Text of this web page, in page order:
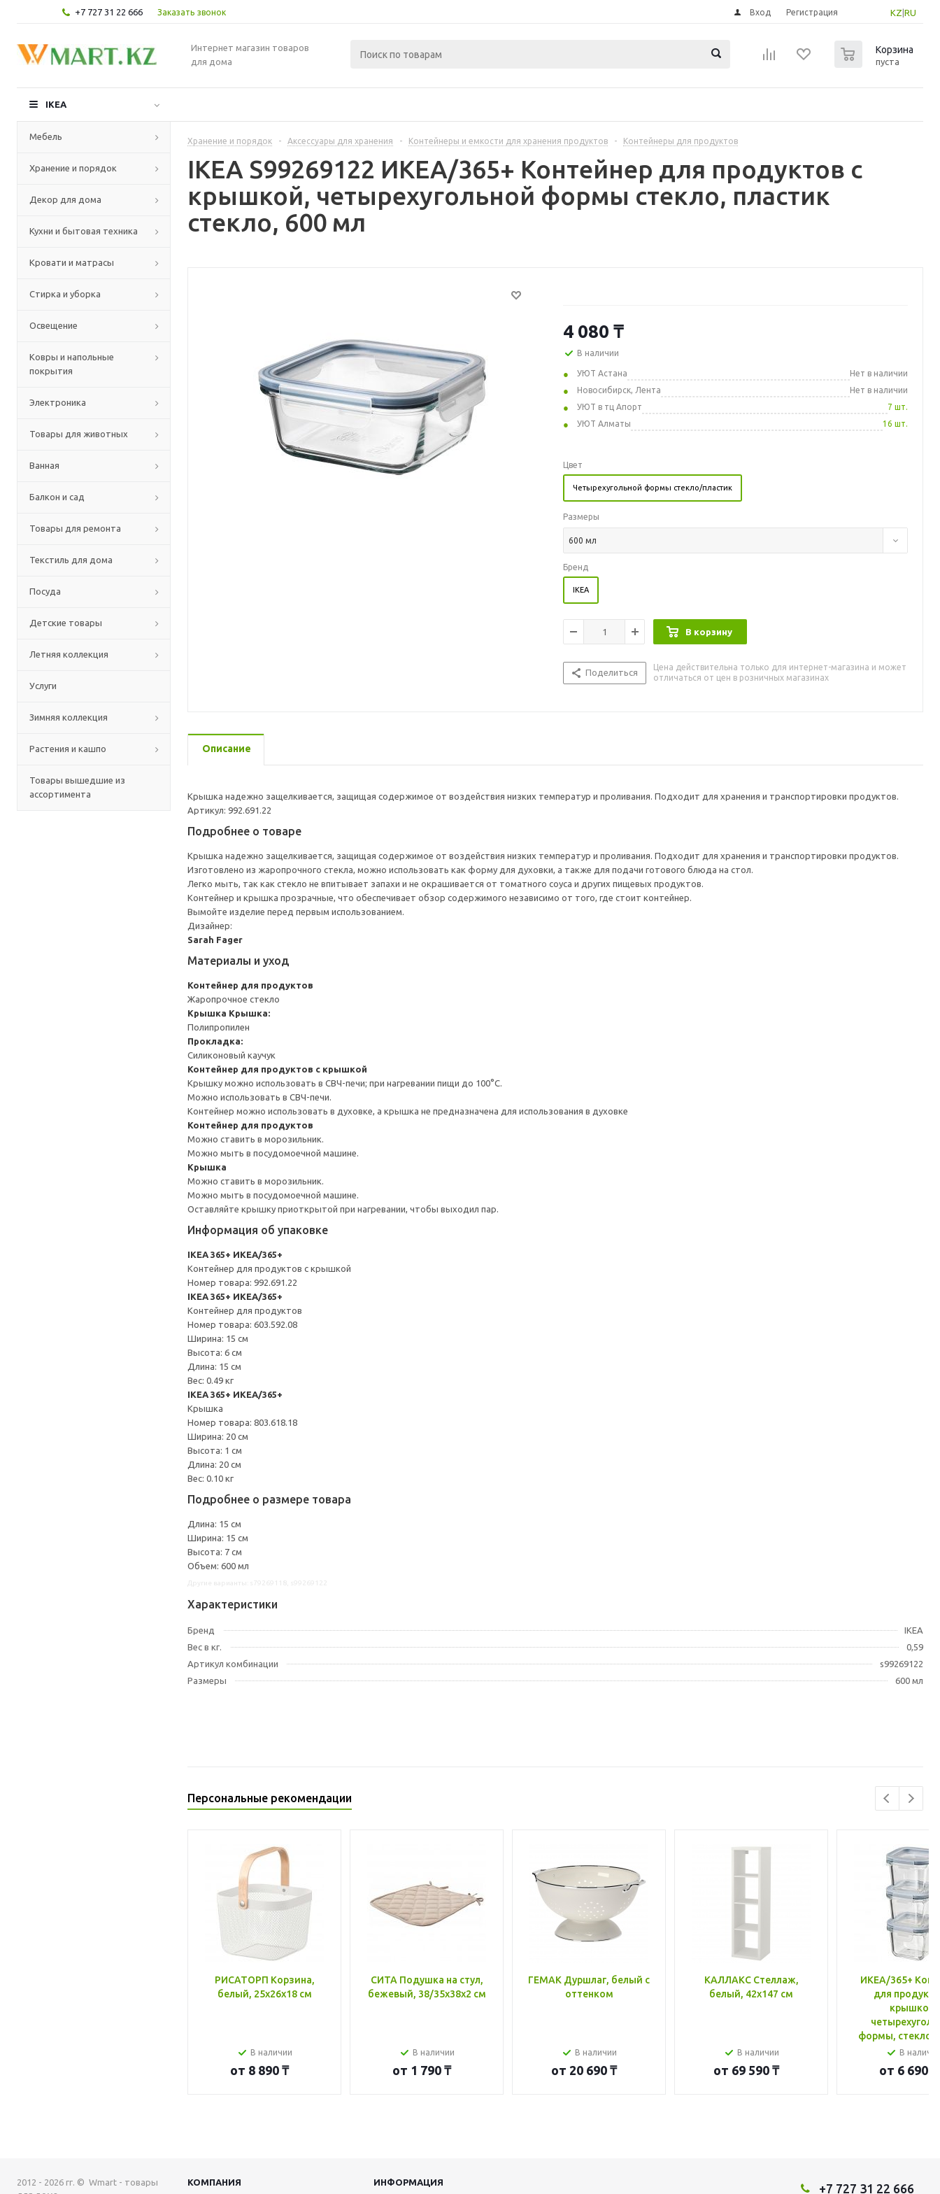
+7 727 31 22 666 Заказать звонок KZ RU
Вход Регистрация
Интернет магазин товаров
для дома
Корзина
пуста
IKEA
Мебель
Хранение и порядок
Декор для дома
Кухни и бытовая техника
Кровати и матрасы
Стирка и уборка
Освещение
Ковры и напольные
покрытия
Электроника
Товары для животных
Ванная
Балкон и сад
Товары для ремонта
Текстиль для дома
Посуда
Детские товары
Летняя коллекция
Услуги
Зимняя коллекция
Растения и кашпо
Товары вышедшие из
ассортимента
Хранение и порядок - Аксессуары для хранения - Контейнеры и емкости для хранения продуктов - Контейнеры для продуктов
IKEA S99269122 ИКЕА/365+ Контейнер для продуктов с
крышкой, четырехугольной формы стекло, пластик
стекло, 600 мл
4 080 ₸
В наличии
УЮТ Астана
Нет в наличии
Новосибирск, Лента
Нет в наличии
УЮТ в тц Апорт
7 шт.
УЮТ Алматы
16 шт.
Цвет
Четырехугольной формы стекло/пластик
Размеры
600 мл
Бренд
IKEA
В корзину
Поделиться
Цена действительна только для интернет-магазина и может
отличаться от цен в розничных магазинах
Описание
Крышка надежно защелкивается, защищая содержимое от воздействия низких температур и проливания. Подходит для хранения и транспортировки продуктов.
Артикул: 992.691.22
Подробнее о товаре
Крышка надежно защелкивается, защищая содержимое от воздействия низких температур и проливания. Подходит для хранения и транспортировки продуктов.
Изготовлено из жаропрочного стекла, можно использовать как форму для духовки, а также для подачи готового блюда на стол.
Легко мыть, так как стекло не впитывает запахи и не окрашивается от томатного соуса и других пищевых продуктов.
Контейнер и крышка прозрачные, что обеспечивает обзор содержимого независимо от того, где стоит контейнер.
Вымойте изделие перед первым использованием.
Дизайнер:
Sarah Fager
Материалы и уход
Контейнер для продуктов
Жаропрочное стекло
Крышка Крышка:
Полипропилен
Прокладка:
Силиконовый каучук
Контейнер для продуктов с крышкой
Крышку можно использовать в СВЧ-печи; при нагревании пищи до 100°C.
Можно использовать в СВЧ-печи.
Контейнер можно использовать в духовке, а крышка не предназначена для использования в духовке
Контейнер для продуктов
Можно ставить в морозильник.
Можно мыть в посудомоечной машине.
Крышка
Можно ставить в морозильник.
Можно мыть в посудомоечной машине.
Оставляйте крышку приоткрытой при нагревании, чтобы выходил пар.
Информация об упаковке
IKEA 365+ ИКЕА/365+
Контейнер для продуктов с крышкой
Номер товара: 992.691.22
IKEA 365+ ИКЕА/365+
Контейнер для продуктов
Номер товара: 603.592.08
Ширина: 15 см
Высота: 6 см
Длина: 15 см
Вес: 0.49 кг
IKEA 365+ ИКЕА/365+
Крышка
Номер товара: 803.618.18
Ширина: 20 см
Высота: 1 см
Длина: 20 см
Вес: 0.10 кг
Подробнее о размере товара
Длина: 15 см
Ширина: 15 см
Высота: 7 см
Объем: 600 мл
Характеристики
Бренд
IKEA
Вес в кг.
0,59
Артикул комбинации
s99269122
Размеры
600 мл
Персональные рекомендации
РИСАТОРП Корзина,
белый, 25x26x18 см
В наличии
от 8 890 ₸
СИТА Подушка на стул,
бежевый, 38/35x38x2 см
В наличии
от 1 790 ₸
ГЕМАК Дуршлаг, белый с
оттенком
В наличии
от 20 690 ₸
КАЛЛАКС Стеллаж,
белый, 42x147 см
В наличии
от 69 590 ₸
ИКЕА/365+
для
крышкой,
формы, стекло,
В
от 6 690 ₸
2012 - 2026 гг. © Wmart - товары
КОМПАНИЯ ИНФОРМАЦИЯ +7 727 31 22 666